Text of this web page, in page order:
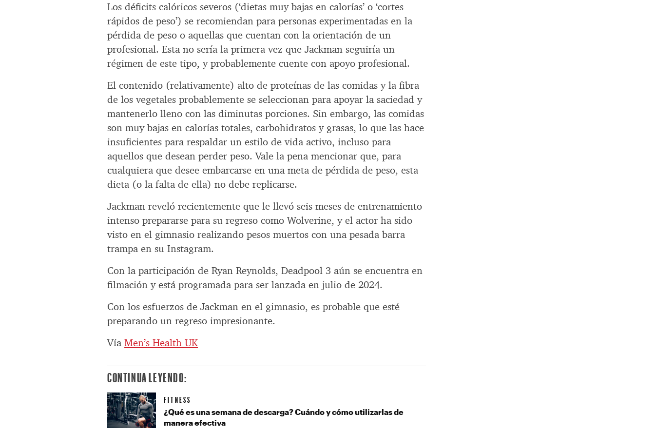
Los déficits calóricos severos (‘dietas muy bajas en calorías’ o ‘cortes
rápidos de peso’) se recomiendan para personas experimentadas en la
pérdida de peso o aquellas que cuentan con la orientación de un
profesional. Esta no sería la primera vez que Jackman seguiría un
régimen de este tipo, y probablemente cuente con apoyo profesional.
El contenido (relativamente) alto de proteínas de las comidas y la fibra
de los vegetales probablemente se seleccionan para apoyar la saciedad y
mantenerlo lleno con las diminutas porciones. Sin embargo, las comidas
son muy bajas en calorías totales, carbohidratos y grasas, lo que las hace
insuficientes para respaldar un estilo de vida activo, incluso para
aquellos que desean perder peso. Vale la pena mencionar que, para
cualquiera que desee embarcarse en una meta de pérdida de peso, esta
dieta (o la falta de ella) no debe replicarse.
Jackman reveló recientemente que le llevó seis meses de entrenamiento
intenso prepararse para su regreso como Wolverine, y el actor ha sido
visto en el gimnasio realizando pesos muertos con una pesada barra
trampa en su Instagram.
Con la participación de Ryan Reynolds, Deadpool 3 aún se encuentra en
filmación y está programada para ser lanzada en julio de 2024.
Con los esfuerzos de Jackman en el gimnasio, es probable que esté
preparando un regreso impresionante.
VíaMen’s Health UK
CONTINUA LEYENDO:
FITNESS
¿Qué es una semana de descarga? Cuándo y cómo utilizarlas de
manera efectiva